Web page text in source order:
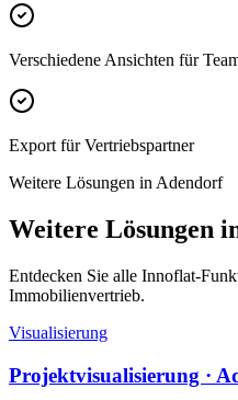
Verschiedene Ansichten für
Export für Vertriebspartner
Weitere Lösungen in Adendorf
Weitere Lösungen
Entdecken Sie alle Innoflat-
Immobilienvertrieb.
Visualisierung
Projektvisualisierung ·